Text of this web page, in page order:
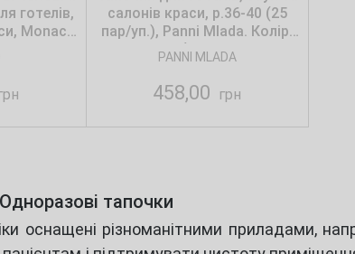
готелів,
Monaco
синій
салонів краси, р.36-40 (25
пар/уп.), Panni Mlada. Колір:
білий
PANNI MLADA
458,00 грн
Одноразові тапочки
оснащені різноманітними приладами,